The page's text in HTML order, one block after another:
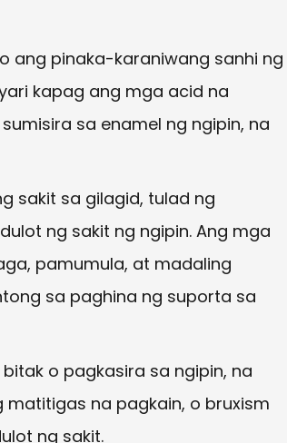
ang pinaka-karaniwang sanhi ng
kapag ang mga acid na
sa enamel ng ngipin, na
sakit sa gilagid, tulad ng
ng sakit ng ngipin. Ang mga
pamumula, at madaling
sa paghina ng suporta sa
o pagkasira sa ngipin, na
na pagkain, o bruxism
ng sakit.